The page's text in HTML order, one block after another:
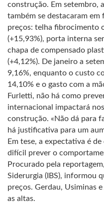
construção. Em setembro,
também se destacaram
preços: telha fibrocimento
(+15,93%), porta interna
chapa de compensado
(+4,12%). De janeiro a
9,16%, enquanto o custo
14,10% e o gasto com a
Furletti, não há como
internacional impactará
construção. «Não dá para
há justificativa para um
Em tese, a expectativa é
difícil prever o
Procurado pela
Siderurgia (IBS), informou
preços. Gerdau, Usiminas
as altas.